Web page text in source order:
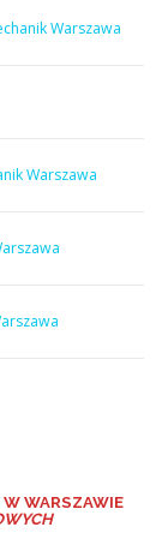
Warszawa
Warszawa
WARSZAWIE